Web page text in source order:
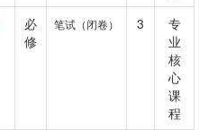
必
修
笔试（闭卷） 3
专
业
核
心
课
程